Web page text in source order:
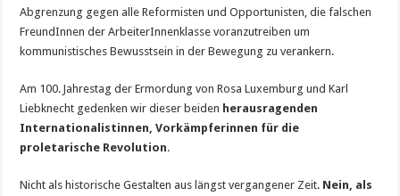
Abgrenzung gegen alle Reformisten und Opportunisten, die falschen
FreundInnen der ArbeiterInnenklasse voranzutreiben um
kommunistisches Bewusstsein in der Bewegung zu verankern.
Am 100. Jahrestag der Ermordung von Rosa Luxemburg und Karl
Liebknecht gedenken wir dieser beiden herausragenden
Internationalistinnen, Vorkämpferinnen für die
proletarische Revolution.
Nicht als historische Gestalten aus längst vergangener Zeit. Nein, als